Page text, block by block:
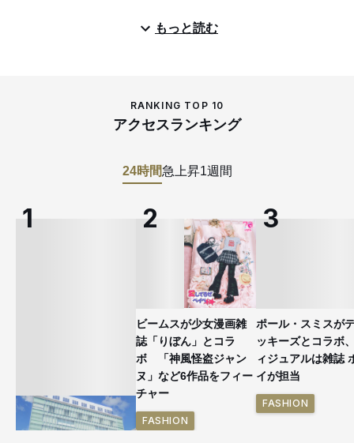
もっと読む
RANKING TOP 10
アクセスランキング
24時間急上昇1週間
ビームスが少女漫画雑
誌「りぼん」とコラ
ボ 「神風怪盗ジャン
ヌ」など6作品をフィー
チャー
FASHION
ポール・スミスが
ッキーズとコラボ
ィジュアルは雑誌
イが担当
FASHION